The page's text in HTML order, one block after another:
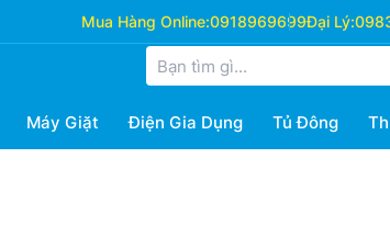
Mua Hàng Online:0918969699Đại Lý:
Máy Giặt Điện Gia Dụng Tủ Đông